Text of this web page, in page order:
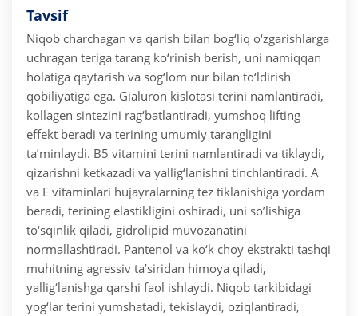
Tavsif
Niqob charchagan va qarish bilan bog‘liq o‘zgarishlarga
uchragan teriga tarang ko‘rinish berish, uni namiqqan
holatiga qaytarish va sog‘lom nur bilan to‘ldirish
qobiliyatiga ega. Gialuron kislotasi terini namlantiradi,
kollagen sintezini rag‘batlantiradi, yumshoq lifting
effekt beradi va terining umumiy tarangligini
ta’minlaydi. B5 vitamini terini namlantiradi va tiklaydi,
qizarishni ketkazadi va yallig‘lanishni tinchlantiradi. A
va E vitaminlari hujayralarning tez tiklanishiga yordam
beradi, terining elastikligini oshiradi, uni so’lishiga
to‘sqinlik qiladi, gidrolipid muvozanatini
normallashtiradi. Pantenol va ko‘k choy ekstrakti tashqi
muhitning agressiv ta’siridan himoya qiladi,
yallig‘lanishga qarshi faol ishlaydi. Niqob tarkibidagi
yog‘lar terini yumshatadi, tekislaydi, oziqlantiradi,